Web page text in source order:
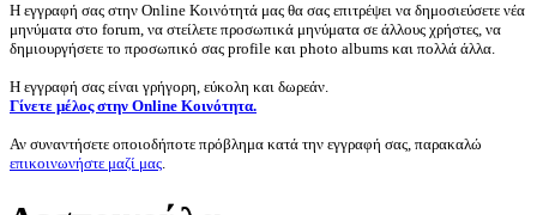
Η εγγραφή σας στην Online Κοινότητά μας θα σας επιτρέψει να δημοσιεύσετε νέα
μηνύματα στο forum, να στείλετε προσωπικά μηνύματα σε άλλους χρήστες, να
δημιουργήσετε το προσωπικό σας profile και photo albums και πολλά άλλα.
Η εγγραφή σας είναι γρήγορη, εύκολη και δωρεάν.
Γίνετε μέλος στην Online Κοινότητα.
Αν συναντήσετε οποιοδήποτε πρόβλημα κατά την εγγραφή σας, παρακαλώ
επικοινωνήστε μαζί μας.